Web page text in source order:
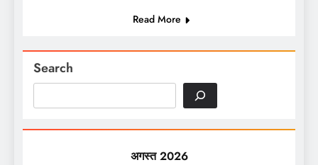
Read More
Search
अगस्त 2026